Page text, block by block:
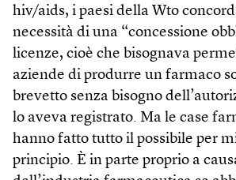
hiv/aids, i paesi della Wto
necessità di una “concessione
licenze, cioè che bisognava
aziende di produrre un farmaco
brevetto senza bisogno
lo aveva registrato. Ma le case
hanno fatto tutto il possibile per
principio. È in parte proprio a